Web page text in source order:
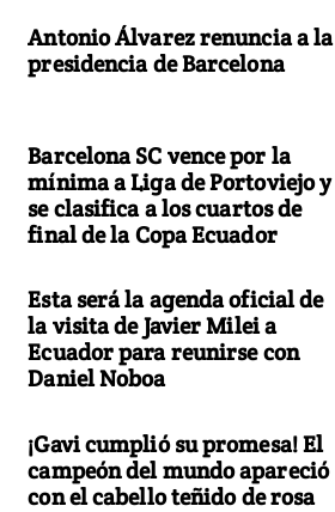
Antonio Álvarez renuncia a la
presidencia de Barcelona
Barcelona SC vence por la
mínima a Liga de Portoviejo y
se clasifica a los cuartos de
final de la Copa Ecuador
Esta será la agenda oficial de
la visita de Javier Milei a
Ecuador para reunirse con
Daniel Noboa
¡Gavi cumplió su promesa! El
campeón del mundo apareció
con el cabello teñido de rosa